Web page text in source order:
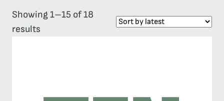
Showing 1–15 of 18
results